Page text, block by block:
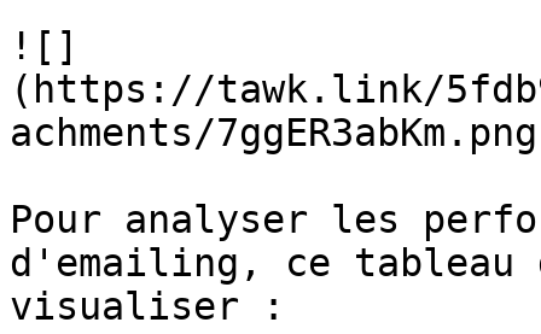
![]
(https://tawk.link/
achments/
Pour analyser les
d'emailing, ce tableau
visualiser :